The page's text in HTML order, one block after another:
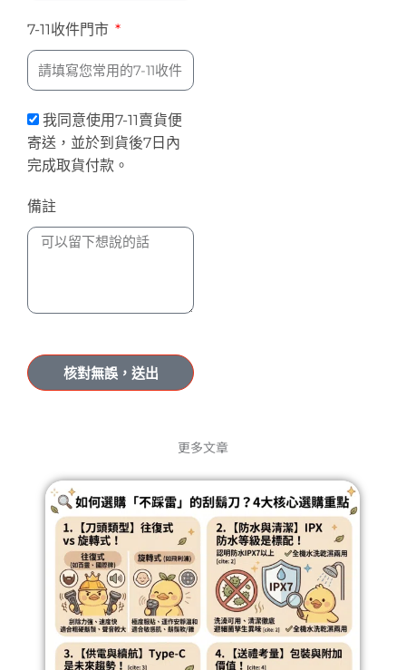
7-11收件門市
我同意使用7-11賣貨便
寄送，並於到貨後7日內
完成取貨付款。
備註
核對無誤，送出
更多文章